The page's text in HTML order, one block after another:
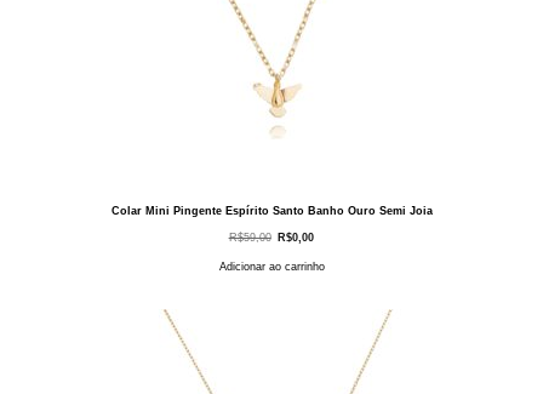
Colar Mini Pingente Espírito Santo Banho Ouro Semi Joia
R$59,00 O
preço
era:
R$0,00O
é:
Adicionar ao carrinho